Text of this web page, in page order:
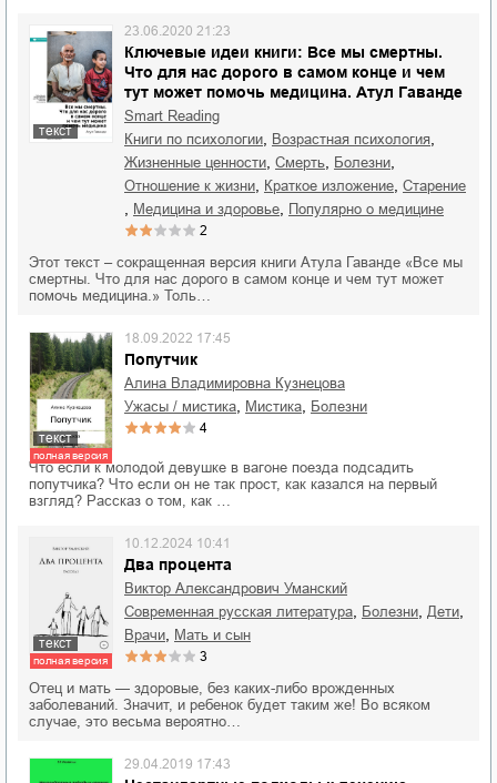
текст
Ключевые идеи книги: Все мы смертны.
Что для нас дорого в самом конце и чем
тут может помочь медицина. Атул Гаванде
23.06.2020 21:23
Smart Reading
книги по психологии
возрастная психология
жизненные ценности смерть болезни
отношение к жизни краткое изложение старение
медицина и здоровье популярно о медицине
2
Этот текст – сокращенная версия книги Атула Гаванде «Все мы
смертны. Что для нас дорого в самом конце и чем тут может
помочь медицина.» Толь…
текст
полная версия
Попутчик
18.09.2022 17:45
Алина Владимировна Кузнецова
ужасы / мистика
мистика болезни
4
Что если к молодой девушке в вагоне поезда подсадить
попутчика? Что если он не так прост, как казался на первый
взгляд? Рассказ о том, как …
текст
полная версия
Два процента
10.12.2024 10:41
Виктор Александрович Уманский
современная русская литература
болезни дети
врачи мать и сын
3
Отец и мать — здоровые, без каких-либо врожденных
заболеваний. Значит, и ребенок будет таким же! Во всяком
случае, это весьма вероятно…
29.04.2019 17:43